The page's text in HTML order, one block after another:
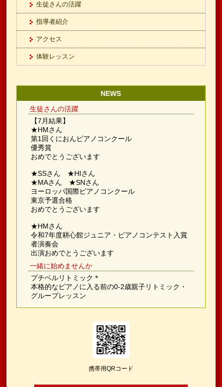
生徒さんの活躍
指導者紹介
アクセス
体験レッスン
NEWS
生徒さんの活躍
【7月結果】
★HMさん
第1回くにおんピアノコンクール
優秀賞
おめでとうございます
★SSさん ★HIさん
★MAさん ★SNさん
ヨーロッパ国際ピアノコンクール
東京予選合格
おめでとうございます
★HMさん
令和7年度耕心館ジュニア・ピアノコンテスト入賞
者演奏会
出演おめでとうございます
一緒に始めませんか
プチベルリトミック＊
本格的なピアノに入る前の0-2歳親子リトミック・
グループレッスン
携帯用QRコード